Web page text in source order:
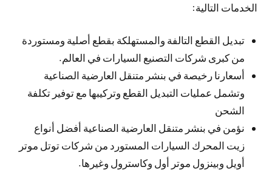
الخدمات التالية:
تبديل القطع التالفة والمستهلكة بقطع أصلية ومستوردة
من كبرى شركات التصنيع السيارات في العالم.
أسعارنا رخيصة في بنشر متنقل العارضية الصناعية
وتشمل عمليات التبديل القطع وتركيبها مع توفير تكلفة
الشحن
نؤمن في بنشر متنقل العارضية الصناعية أفضل أنواع
زيت المحرك السيارات المستورد من شركات توتل موتر
أويل وبينزول موتر أول وكاسترول وغيرها.